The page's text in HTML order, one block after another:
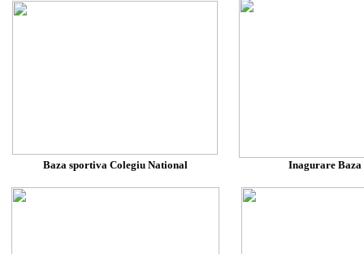
Baza sportiva Colegiu National Inagurare